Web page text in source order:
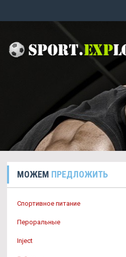
МОЖЕМ ПРЕДЛОЖИТЬ
Спортивное питание
Пероральные
Inject